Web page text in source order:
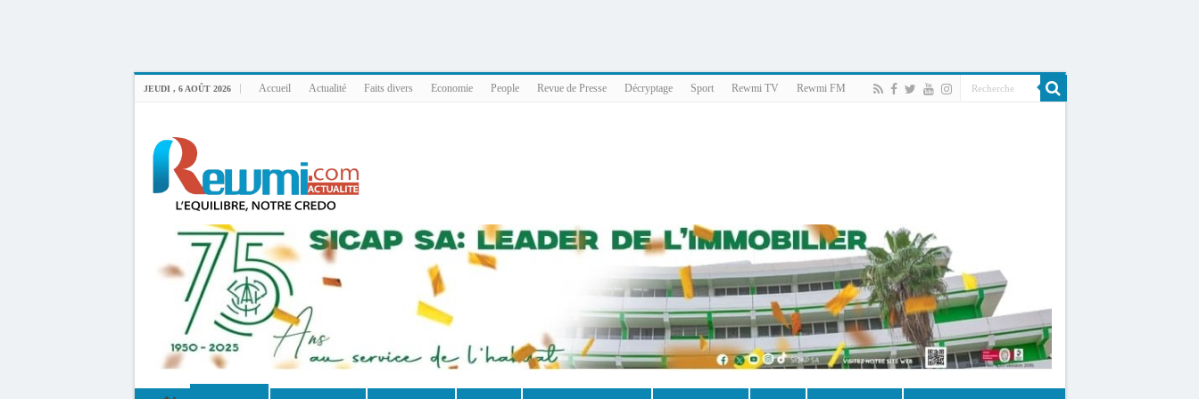
JEUDI , 6 AOÛT 2026 Accueil Actualité Faits divers Economie People Revue de Presse Décryptage Sport Rewmi TV Rewmi FM